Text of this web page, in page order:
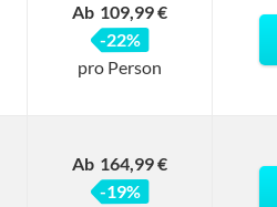
Ab 109,99 €
-22%
pro Person
Ab 164,99 €
-19%